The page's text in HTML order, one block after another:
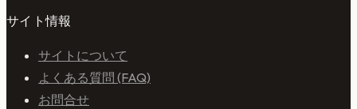
サイト情報
サイトについて
よくある質問 (FAQ)
お問合せ